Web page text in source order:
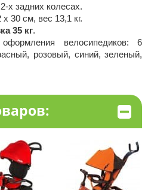
х задних колесах.
30 см, вес 13,1 кг.
35 кг.
велосипедиков: 6
розовый, синий, зеленый,